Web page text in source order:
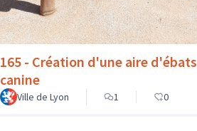
165 - Création d'une aire d'ébats
canine
Ville de Lyon 1 0